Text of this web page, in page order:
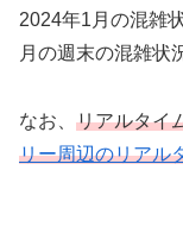
2024年1月の混雑
月の週末の混雑状
なお、 リアルタイ
リー周辺のリアル